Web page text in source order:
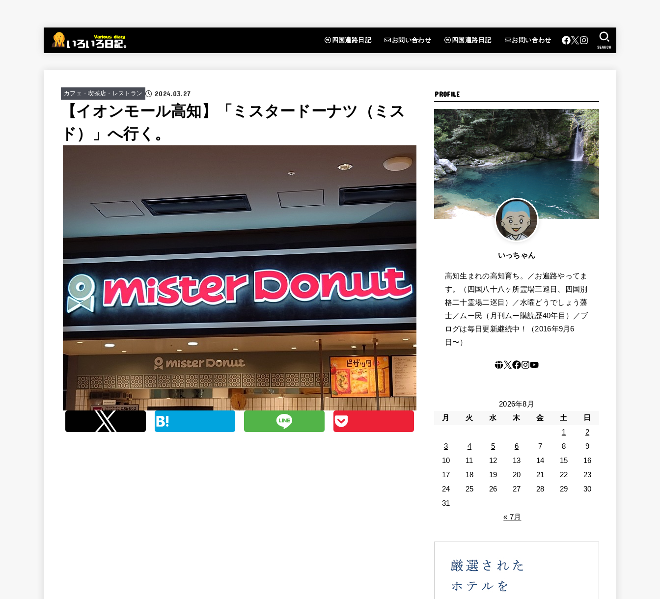
四国遍路日記 お問い合わせ 四国遍路日記 お問い合わせ
SEARCH
カフェ・喫茶店・レストラン 2024.03.27
【イオンモール高知】「ミスタードーナツ（ミス
ド）」へ行く。
PROFILE
いっちゃん
高知生まれの高知育ち。／お遍路やってま
す。（四国八十八ヶ所霊場三巡目、四国別
格二十霊場二巡目）／水曜どうでしょう藩
士／ムー民（月刊ムー購読歴40年目）／ブ
ログは毎日更新継続中！（2016年9月6
日〜）
2026年8月
月
火 水 木 金 土
日
1
2
3
4 5 6 7 8
9
10
11 12 13 14 15
16
17
18 19 20 21 22
23
24
25 26 27 28 29
30
31
« 7月